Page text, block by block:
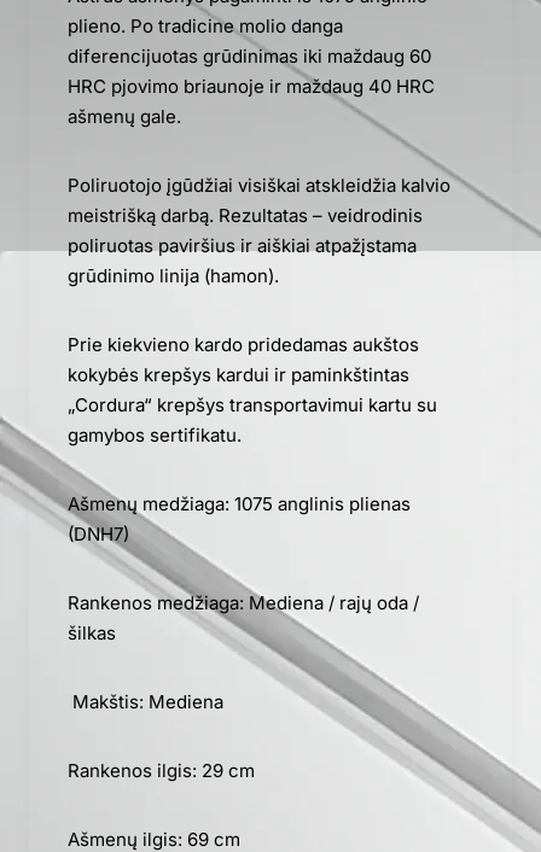
plieno. Po tradicine molio danga
diferencijuotas grūdinimas iki maždaug 60
HRC pjovimo briaunoje ir maždaug 40 HRC
ašmenų gale.
Poliruotojo įgūdžiai visiškai atskleidžia kalvio
meistrišką darbą. Rezultatas – veidrodinis
poliruotas paviršius ir aiškiai atpažįstama
grūdinimo linija (hamon).
Prie kiekvieno kardo pridedamas aukštos
kokybės krepšys kardui ir paminkštintas
„Cordura“ krepšys transportavimui kartu su
gamybos sertifikatu.
Ašmenų medžiaga: 1075 anglinis plienas
(DNH7)
Rankenos medžiaga: Mediena / rajų oda /
šilkas
Makštis: Mediena
Rankenos ilgis: 29 cm
Ašmenų ilgis: 69 cm